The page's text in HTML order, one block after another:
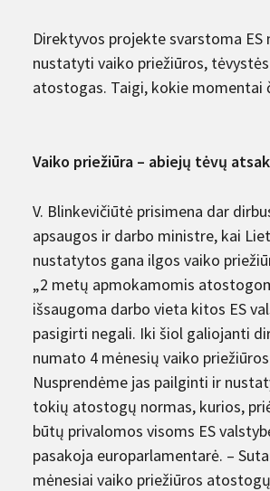
Direktyvos projekte svarstoma ES
nustatyti vaiko priežiūros,
atostogas. Taigi, kokie momentai
Vaiko priežiūra – abiejų tėvų
V. Blinkevičiūtė prisimena dar
apsaugos ir darbo ministre, kai
nustatytos gana ilgos vaiko
„2 metų apmokamomis
išsaugoma darbo vieta kitos ES
pasigirti negali. Iki šiol galiojanti
numato 4 mėnesių vaiko
Nusprendėme jas pailginti ir
tokių atostogų normas, kurios,
būtų privalomos visoms ES
pasakoja europarlamentarė. –
mėnesiai vaiko priežiūros